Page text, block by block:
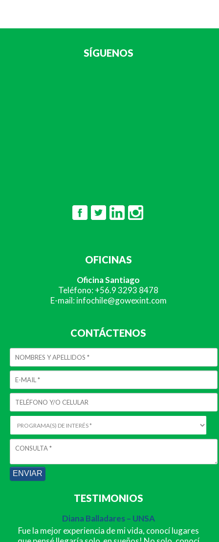
SÍGUENOS
OFICINAS
Oficina Santiago
Teléfono: +56.9 3293 8478
E-mail: infochile@gowexint.com
CONTÁCTENOS
TESTIMONIOS
Diana Balladares – UNSA
Fue la mejor experiencia de mi vida, conocí lugares